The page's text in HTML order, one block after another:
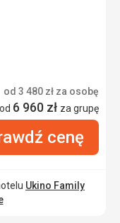
od 3 480 zł za osobę
od 6 960 zł za grupę
cenę
Ukino Family